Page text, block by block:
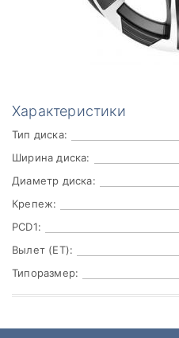
Характеристики
Тип диска:
Ширина диска:
Диаметр диска:
Крепеж:
PCD1:
Вылет (ET):
Типоразмер: